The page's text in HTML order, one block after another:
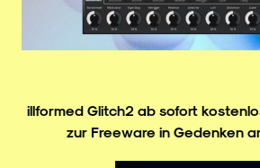
illformed Glitch² ab sofort
zur Freeware in Gedenken